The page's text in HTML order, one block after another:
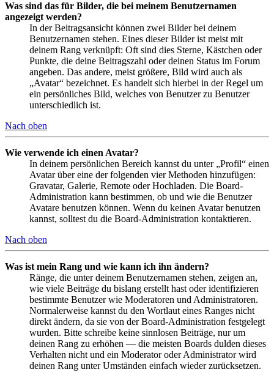
Was sind das für Bilder, die bei meinem Benutzernamen
angezeigt werden?
In der Beitragsansicht können zwei Bilder bei deinem
Benutzernamen stehen. Eines dieser Bilder ist meist mit
deinem Rang verknüpft: Oft sind dies Sterne, Kästchen oder
Punkte, die deine Beitragszahl oder deinen Status im Forum
angeben. Das andere, meist größere, Bild wird auch als
„Avatar“ bezeichnet. Es handelt sich hierbei in der Regel um
ein persönliches Bild, welches von Benutzer zu Benutzer
unterschiedlich ist.
Nach oben
Wie verwende ich einen Avatar?
In deinem persönlichen Bereich kannst du unter „Profil“ einen
Avatar über eine der folgenden vier Methoden hinzufügen:
Gravatar, Galerie, Remote oder Hochladen. Die Board-
Administration kann bestimmen, ob und wie die Benutzer
Avatare benutzen können. Wenn du keinen Avatar benutzen
kannst, solltest du die Board-Administration kontaktieren.
Nach oben
Was ist mein Rang und wie kann ich ihn ändern?
Ränge, die unter deinem Benutzernamen stehen, zeigen an,
wie viele Beiträge du bislang erstellt hast oder identifizieren
bestimmte Benutzer wie Moderatoren und Administratoren.
Normalerweise kannst du den Wortlaut eines Ranges nicht
direkt ändern, da sie von der Board-Administration festgelegt
wurden. Bitte schreibe keine sinnlosen Beiträge, nur um
deinen Rang zu erhöhen — die meisten Boards dulden dieses
Verhalten nicht und ein Moderator oder Administrator wird
deinen Rang unter Umständen einfach wieder zurücksetzen.